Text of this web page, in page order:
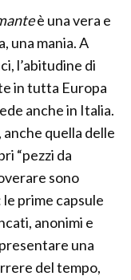
è una vera e
una mania. A
l’abitudine di
in tutta Europa
anche in Italia.
quella delle
“pezzi da
sono
prime capsule
anonimi e
una
del tempo,